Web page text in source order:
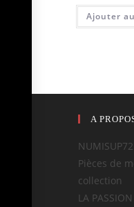
Ajouter
A
NUMISUP72
Pièces de
collection
LA